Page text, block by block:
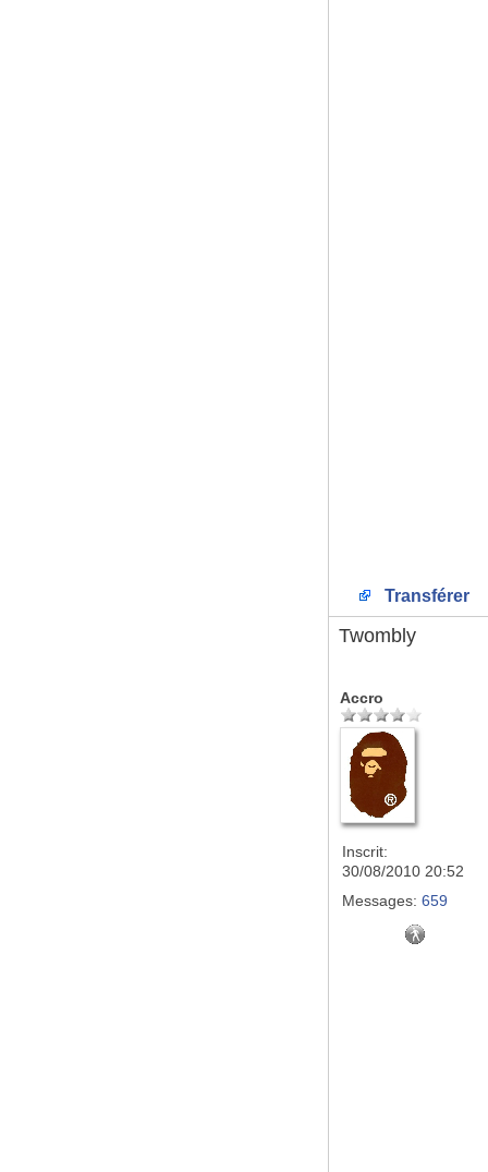
Transférer
Twombly
Accro
Inscrit:
30/08/2010 20:52
Messages: 659